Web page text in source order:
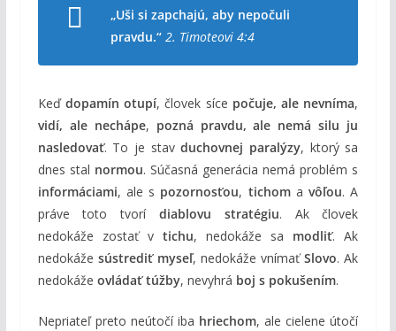
„Uši si zapchajú, aby nepočuli
pravdu.“ 2. Timoteovi 4:4
Keď dopamín otupí, človek síce počuje, ale nevníma,
vidí, ale nechápe, pozná pravdu, ale nemá silu ju
nasledovať. To je stavduchovnej paralýzy, ktorý sa
dnes stal normou. Súčasná generácia nemá problém s
informáciami, ale s pozornosťou, tichomavôľou. A
práve toto tvorí diablovu stratégiu. Ak človek
nedokáže zostať v tichu, nedokáže sa modliť. Ak
nedokáže sústrediť myseľ, nedokáže vnímaťSlovo. Ak
nedokáže ovládať túžby, nevyhrá boj s pokušením.
Nepriateľ preto neútočí iba hriechom, ale cielene útočí